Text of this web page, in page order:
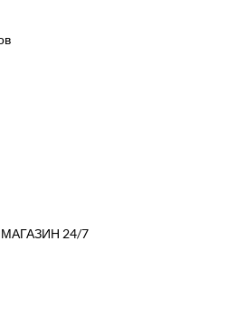
МАГАЗИН 24/7